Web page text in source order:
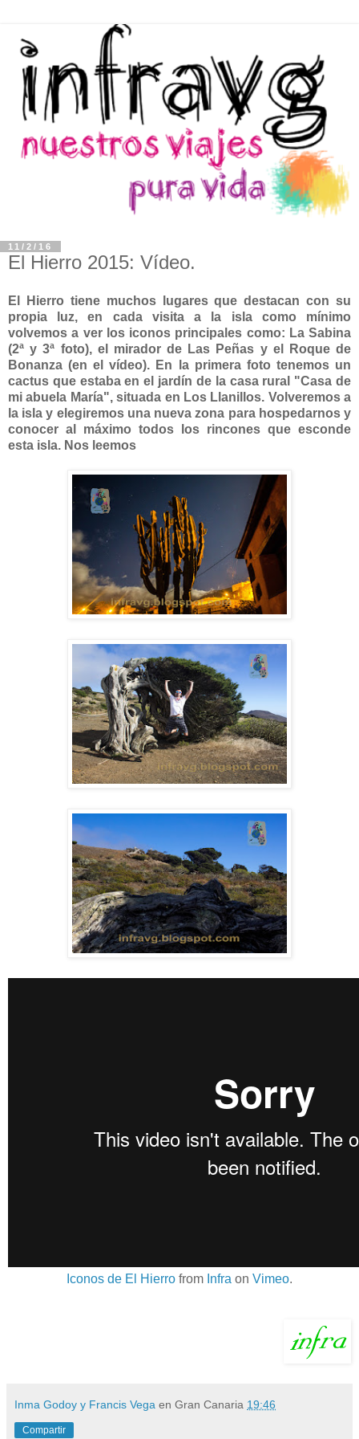
11/2/16
El Hierro 2015: Vídeo.
El Hierro tiene muchos lugares que destacan con su
propia luz, en cada visita a la isla como mínimo
volvemos a ver los iconos principales como: La Sabina
(2ª y 3ª foto), el mirador de Las Peñas y el Roque de
Bonanza (en el vídeo). En la primera foto tenemos un
cactus que estaba en el jardín de la casa rural "Casa de
mi abuela María", situada en Los Llanillos. Volveremos a
la isla y elegiremos una nueva zona para hospedarnos y
conocer al máximo todos los rincones que esconde
esta isla. Nos leemos
Iconos de El Hierro from Infra on Vimeo.
Inma Godoy y Francis Vega en Gran Canaria 19:46
Compartir